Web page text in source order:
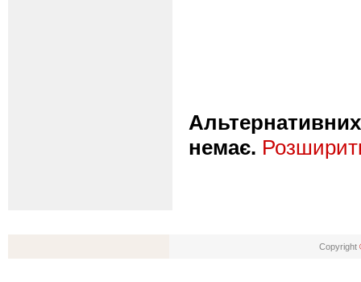
Альтернативних
немає.
Copyright